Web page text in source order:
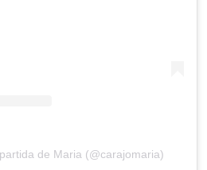
de Maria (@carajomaria)